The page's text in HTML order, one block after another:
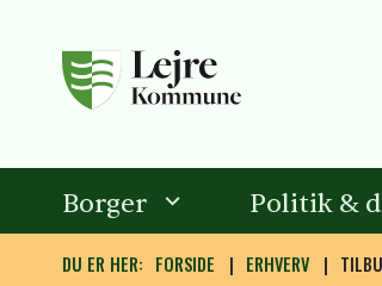
Borger Politik &
DU ER HER: FORSIDE ERHVERV